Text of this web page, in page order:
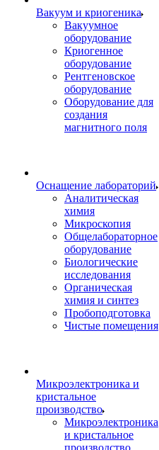
Вакуум и криогеника
Вакуумное
оборудование
Криогенное
оборудование
Рентгеновское
оборудование
Оборудование для
создания
магнитного поля
Оснащение лабораторий
Аналитическая
химия
Микроскопия
Общелабораторное
оборудование
Биологические
исследования
Органическая
химия и синтез
Пробоподготовка
Чистые помещения
Микроэлектроника и
кристальное
производство
Микроэлектроника
и кристальное
производство